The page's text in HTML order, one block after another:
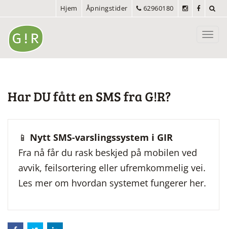
Hjem Åpningstider 62960180
Har DU fått en SMS fra G!R?
📱 Nytt SMS-varslingssystem i GIR
Fra nå får du rask beskjed på mobilen ved
avvik, feilsortering eller ufremkommelig vei.
Les mer om hvordan systemet fungerer her.